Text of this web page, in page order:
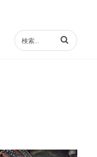
動画の検索語句